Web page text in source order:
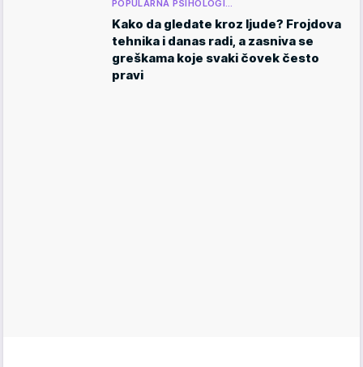
POPULARNA PSIHOLOGI…
Kako da gledate kroz ljude? Frojdova
tehnika i danas radi, a zasniva se
greškama koje svaki čovek često
pravi